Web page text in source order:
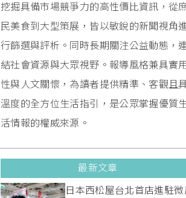
挖掘具備市場競爭力的高性價比資訊，從
民美食到大型策展，皆以敏銳的新聞視角
行篩選與評析。同時長期關注公益動態，
結社會資源與大眾視野。報導風格兼具實
性與人文關懷，為讀者提供精準、客觀且
溫度的全方位生活指引，是公眾掌握優質
活情報的權威來源。
最新文章
日本西松屋台北首店進駐